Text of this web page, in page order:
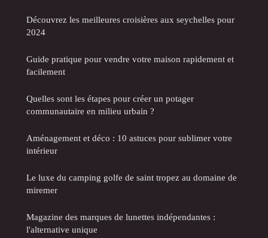
Découvrez les meilleures croisières aux seychelles pour
2024
Guide pratique pour vendre votre maison rapidement et
facilement
Quelles sont les étapes pour créer un potager
communautaire en milieu urbain ?
Aménagement et déco : 10 astuces pour sublimer votre
intérieur
Le luxe du camping golfe de saint tropez au domaine de
miremer
Magazine des marques de lunettes indépendantes :
l'alternative unique